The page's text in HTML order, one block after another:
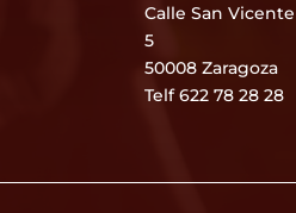
Calle San
5
50008 Zaragoza
Telf 622 78 28 28